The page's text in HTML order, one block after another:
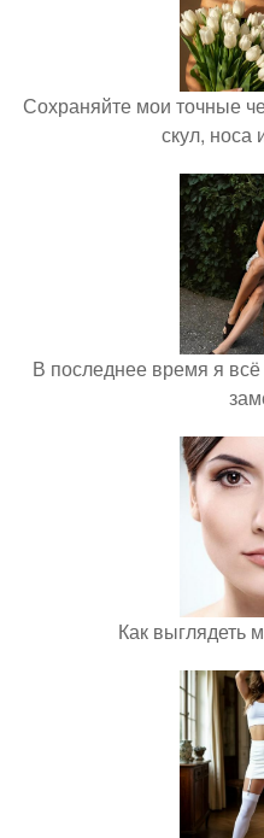
Сохраняйте мои точные
скул, носа
В последнее время я
Как выглядеть